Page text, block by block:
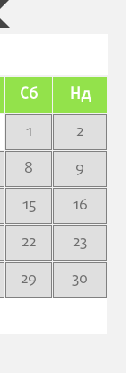
Сб Нд
1
2
8
9
15
16
22
23
29
30